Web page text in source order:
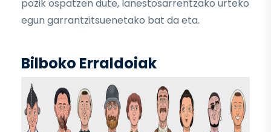
pozik ospatzen dute, lanestosarrentzako urteko
egun garrantzitsuenetako bat da eta.
Bilboko Erraldoiak